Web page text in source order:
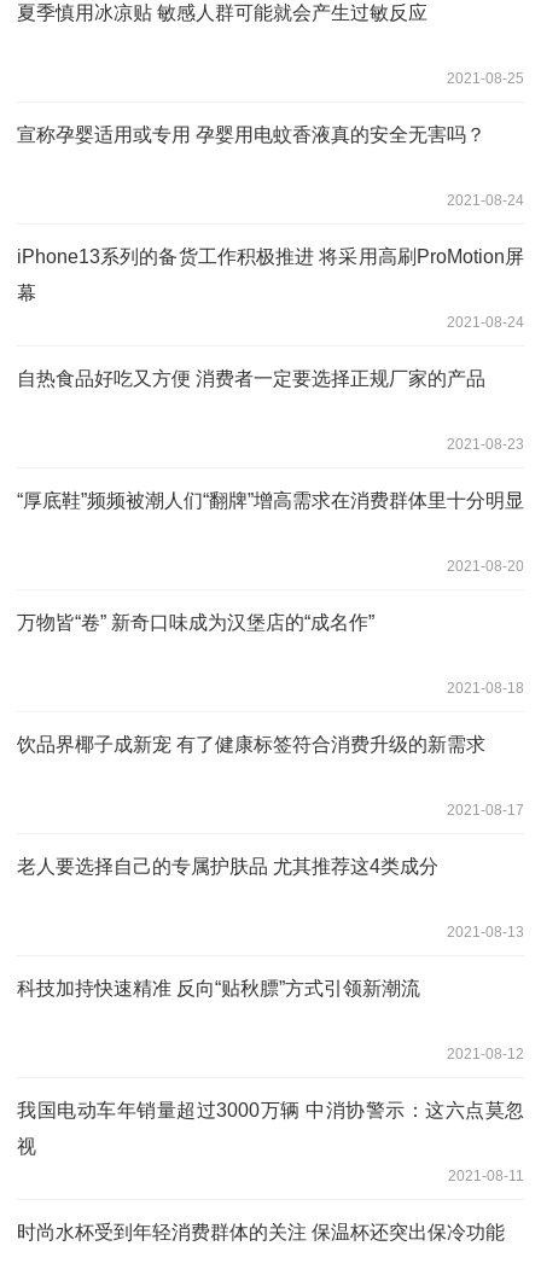
夏季慎用冰凉贴 敏感人群可能就会产生过敏反应
2021-08-25
宣称孕婴适用或专用 孕婴用电蚊香液真的安全无害吗？
2021-08-24
iPhone13系列的备货工作积极推进 将采用高刷ProMotion屏
幕
2021-08-24
自热食品好吃又方便 消费者一定要选择正规厂家的产品
2021-08-23
“厚底鞋”频频被潮人们“翻牌”增高需求在消费群体里十分明显
2021-08-20
万物皆“卷” 新奇口味成为汉堡店的“成名作”
2021-08-18
饮品界椰子成新宠 有了健康标签符合消费升级的新需求
2021-08-17
老人要选择自己的专属护肤品 尤其推荐这4类成分
2021-08-13
科技加持快速精准 反向“贴秋膘”方式引领新潮流
2021-08-12
我国电动车年销量超过3000万辆 中消协警示：这六点莫忽
视
2021-08-11
时尚水杯受到年轻消费群体的关注 保温杯还突出保冷功能